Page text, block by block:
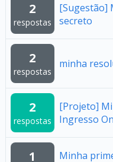
2
respostas
[Sugestão]
secreto
2
respostas
minha
2
respostas
[Projeto]
Ingresso
1
Minha